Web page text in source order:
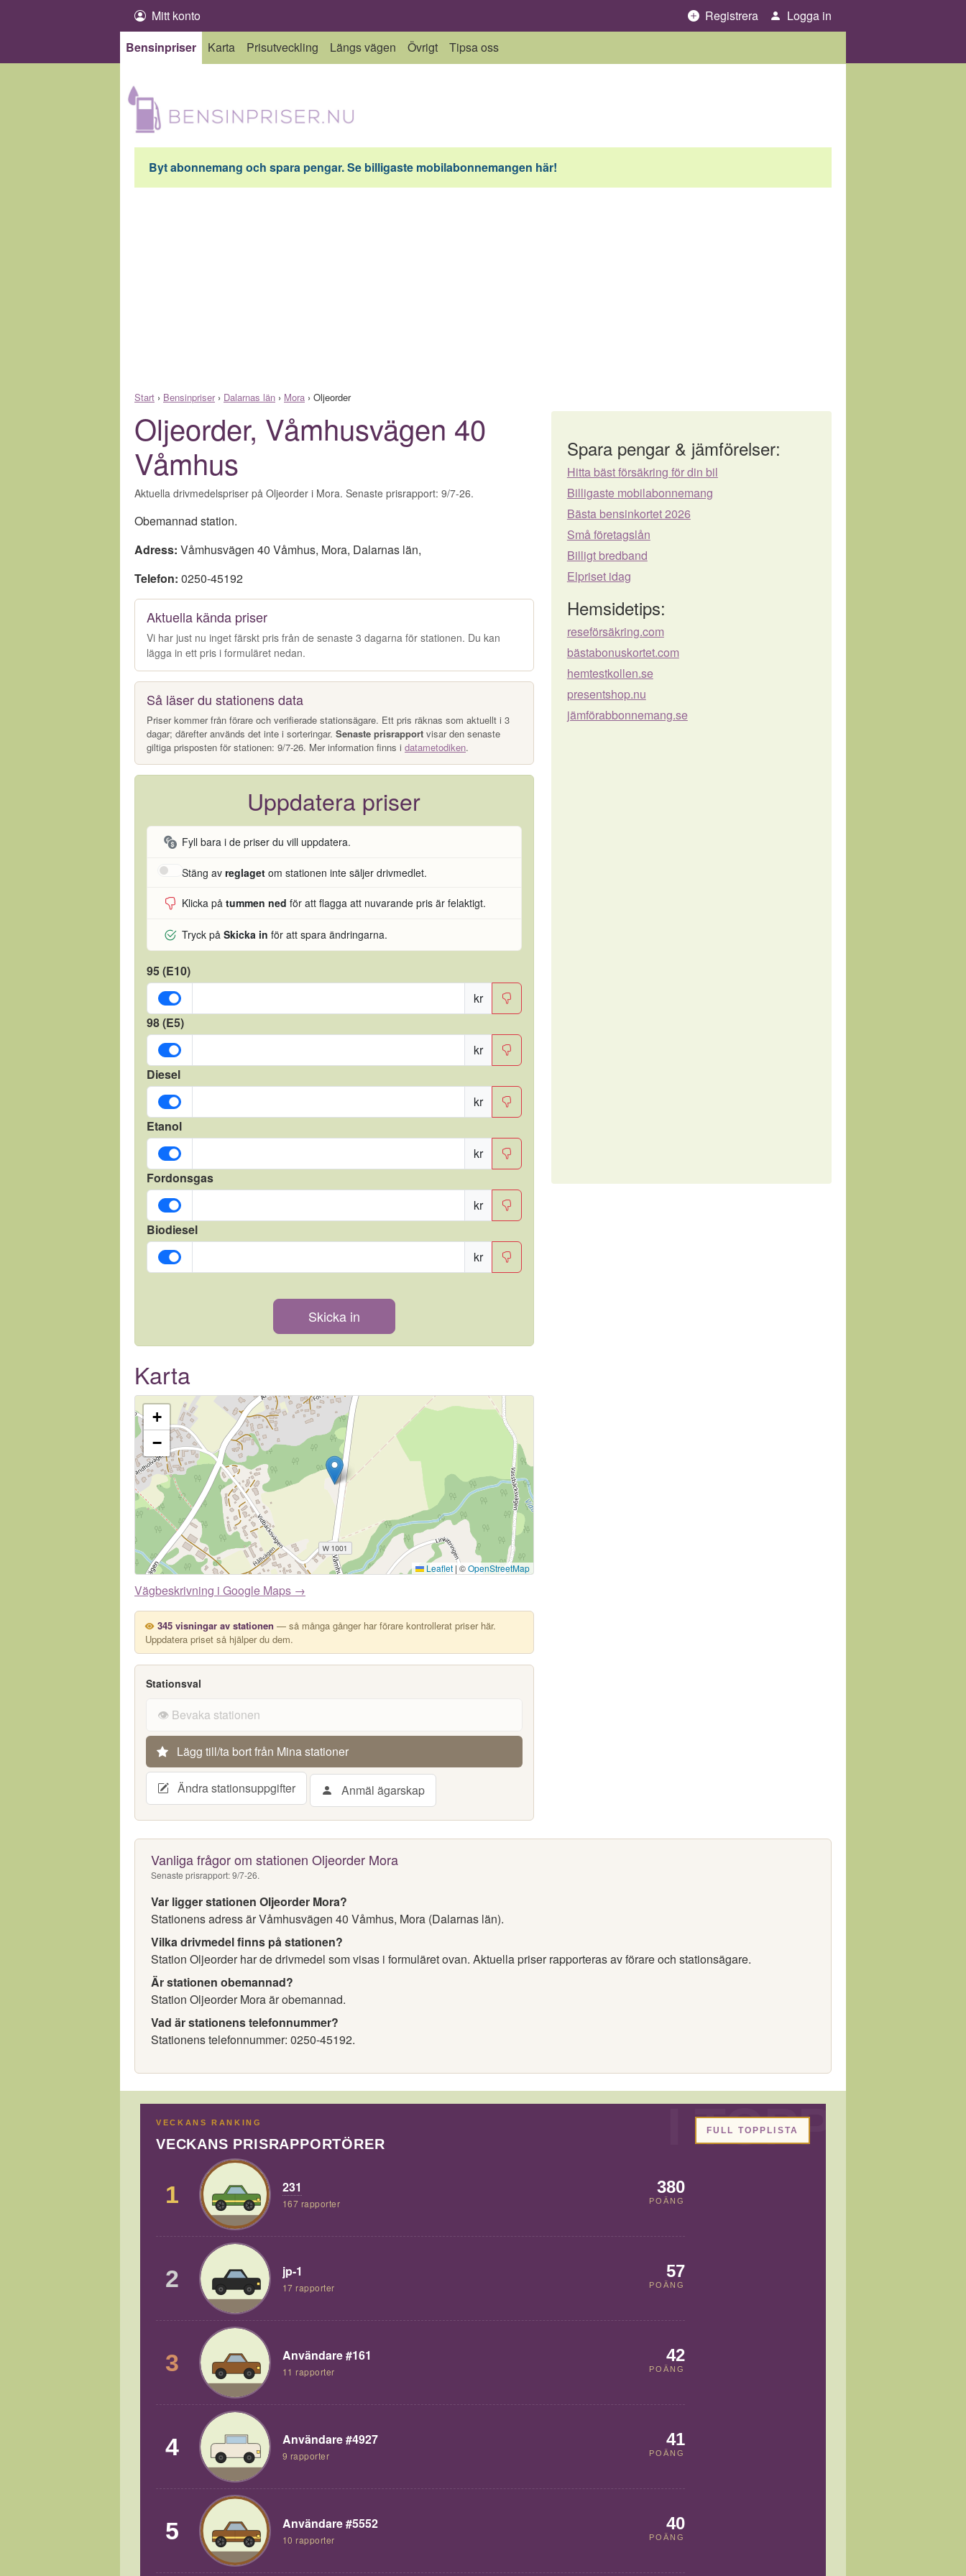
Mitt konto Registrera
Logga in
Bensinpriser
Karta Prisutveckling Längs vägen Övrigt Tipsa oss
Byt abonnemang och spara pengar. Se billigaste mobilabonnemangen här!
Start › Bensinpriser› Dalarnas län › Mora › Oljeorder
Oljeorder, Våmhusvägen 40
Våmhus
Aktuella drivmedelspriser på Oljeorder i Mora. Senaste prisrapport: 9/7-26.
Obemannad station.
Adress: Våmhusvägen 40 Våmhus, Mora, Dalarnas län,
Telefon: 0250-45192
Aktuella kända priser
Vi har just nu inget färskt pris från de senaste 3 dagarna för stationen. Du kan
lägga in ett pris i formuläret nedan.
Så läser du stationens data
Priser kommer från förare och verifierade stationsägare. Ett pris räknas som aktuellt i 3
dagar; därefter används det inte i sorteringar. Senaste prisrapport visar den senaste
giltiga prisposten för stationen: 9/7-26. Mer information finns i datametodiken.
Uppdatera priser
Fyll bara i de priser du vill uppdatera.
Stäng av reglaget om stationen inte säljer drivmedlet.
Klicka på tummen ned för att flagga att nuvarande pris är felaktigt.
Tryck på Skicka in för att spara ändringarna.
95 (E10)
kr
98 (E5)
kr
Diesel
kr
Etanol
kr
Fordonsgas
kr
Biodiesel
kr
Skicka in
Karta
+
−
Leaflet | ©OpenStreetMap
Vägbeskrivning i Google Maps →
345 visningar av stationen — så många gånger har förare kontrollerat priser här.
Uppdatera priset så hjälper du dem.
Stationsval
👁️ Bevaka stationen
Lägg till/ta bort från Mina stationer
Ändra stationsuppgifter Anmäl ägarskap
Spara pengar & jämförelser:
Hitta bäst försäkring för din bil
Billigaste mobilabonnemang
Bästa bensinkortet 2026
Små företagslån
Billigt bredband
Elpriset idag
Hemsidetips:
reseförsäkring.com
bästabonuskortet.com
hemtestkollen.se
presentshop.nu
jämförabbonnemang.se
Vanliga frågor om stationen Oljeorder Mora
Senaste prisrapport: 9/7-26.
Var ligger stationen Oljeorder Mora?
Stationens adress är Våmhusvägen 40 Våmhus, Mora (Dalarnas län).
Vilka drivmedel finns på stationen?
Station Oljeorder har de drivmedel som visas i formuläret ovan. Aktuella priser rapporteras av förare och stationsägare.
Är stationen obemannad?
Station Oljeorder Mora är obemannad.
Vad är stationens telefonnummer?
Stationens telefonnummer: 0250-45192.
VECKANS RANKING
VECKANS PRISRAPPORTÖRER
1 231
167 rapporter
380
POÄNG
2 jp-1
17 rapporter
57
POÄNG
3 Användare #161
11 rapporter
42
POÄNG
4 Användare #4927
9 rapporter
41
POÄNG
5 Användare #5552
10 rapporter
40
POÄNG
FULL TOPPLISTA